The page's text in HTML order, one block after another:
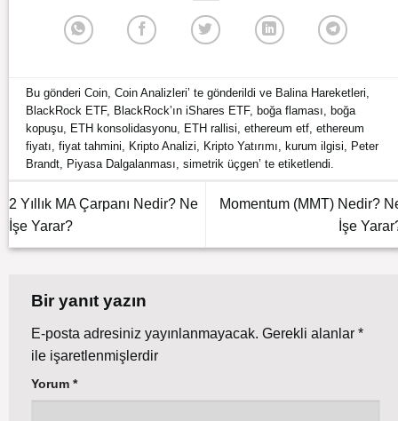
Bu gönderiCoin ,Coin Analizleri’ te gönderildi ve Balina Hareketleri
BlackRock ETF, BlackRock’ın iShares ETF,boğa flaması ,boğa
kopuşu ETH konsolidasyonu ETH rallisi ,ethereum etf ,ethereum
fiyatı ,fiyat tahmini Kripto Analizi Kripto Yatırımı ,kurum ilgisi
Peter
Brandt Piyasa Dalgalanması ,simetrik üçgen’ te etiketlendi.
2 Yıllık MA Çarpanı Nedir? Ne
İşe Yarar?
Momentum (MMT) Nedir?
İşe
Bir yanıt yazın
E-posta adresiniz yayınlanmayacak. Gerekli alanlar *
ile işaretlenmişlerdir
Yorum *